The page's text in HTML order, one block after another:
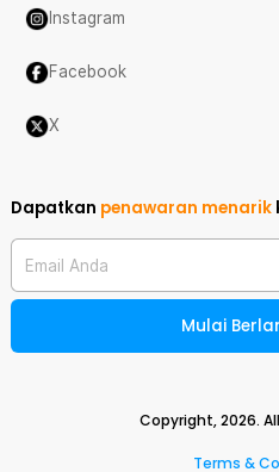
Instagram
Facebook
X
Dapatkan penawaran menarik
Email Anda
Mulai
Copyright,2026.
Terms &